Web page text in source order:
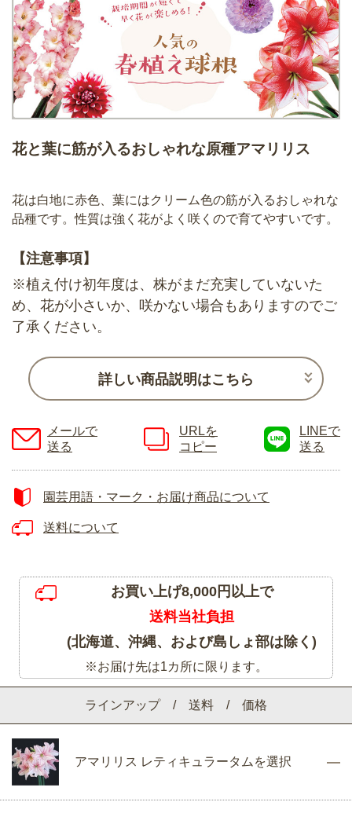
花と葉に筋が入るおしゃれな原種アマリリス
ラインアップ / 送料 / 価格
アマリリス レティキュラータムを選択
花は白地に赤色、葉にはクリーム色の筋が入るおしゃれな
品種です。性質は強く花がよく咲くので育てやすいです。
【注意事項】
※植え付け初年度は、株がまだ充実していないた
め、花が小さいか、咲かない場合もありますのでご
了承ください。
詳しい商品説明はこちら
メールで
送る
URLを
コピー
LINEで
送る
園芸用語・マーク・お届け商品について
送料について
お買い上げ8,000円以上で
送料当社負担
(北海道、沖縄、および島しょ部は除く)
※お届け先は1カ所に限ります。